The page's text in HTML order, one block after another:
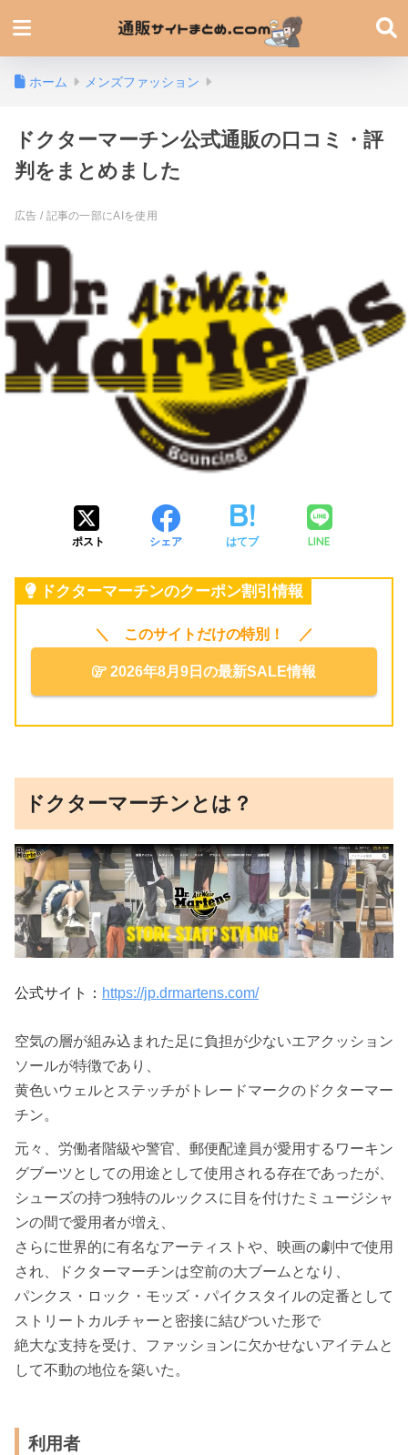
ホーム メンズファッション
ドクターマーチン公式通販の口コミ・評
判をまとめました
ポスト シェア はてブ LINE
ドクターマーチンのクーポン割引情報
＼ このサイトだけの特別！ ／
2026年8月9日の最新SALE情報
ドクターマーチンとは？
公式サイト： https://jp.drmartens.com/
空気の層が組み込まれた足に負担が少ないエアクッション
ソールが特徴であり、
黄色いウェルとステッチがトレードマークのドクターマー
チン。
元々、労働者階級や警官、郵便配達員が愛用するワーキン
グブーツとしての用途として使用される存在であったが、
シューズの持つ独特のルックスに目を付けたミュージシャ
ンの間で愛用者が増え、
さらに世界的に有名なアーティストや、映画の劇中で使用
され、ドクターマーチンは空前の大ブームとなり、
パンクス・ロック・モッズ・パイクスタイルの定番として
ストリートカルチャーと密接に結びついた形で
絶大な支持を受け、ファッションに欠かせないアイテムと
して不動の地位を築いた。
利用者